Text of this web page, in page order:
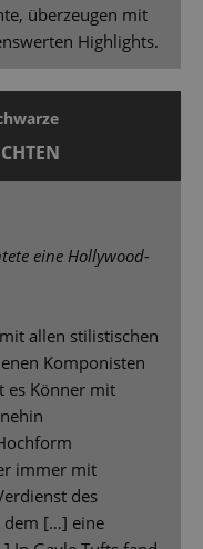
überzeugen mit
Highlights.
eine Hollywood-
allen stilistischen
Komponisten
es Könner mit
immer mit
des
dem […] eine